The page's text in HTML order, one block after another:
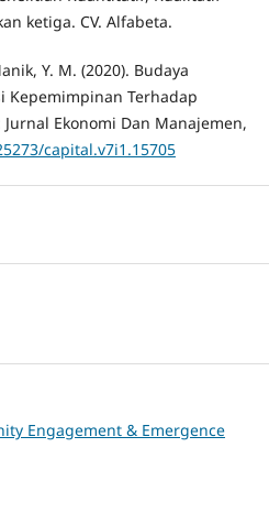
ketiga. CV. Alfabeta.
Y. M. (2020). Budaya
Kepemimpinan Terhadap
Jurnal Ekonomi Dan Manajemen,
capital.v7i1.15705
Engagement & Emergence